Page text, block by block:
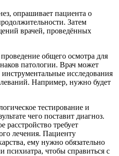
опрашивает пациента о
Затем
врачей, проведённых
общего осмотра для
патологии. Врач может
исследования
Например, нужно будет
тестирование и
чего поставит диагноз.
расстройство требует
лечения. Пациенту
ему нужно обязательно
психиатра, чтобы справиться с